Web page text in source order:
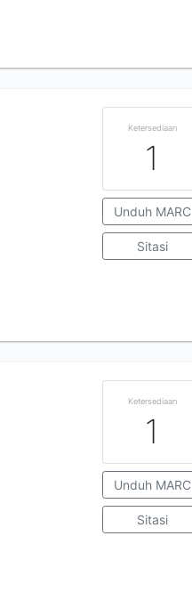
Ketersediaan
1
Unduh MARC
Sitasi
Ketersediaan
1
Unduh MARC
Sitasi